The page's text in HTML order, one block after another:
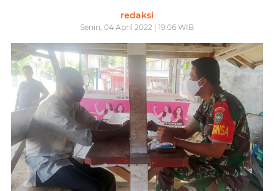
redaksi
Senin, 04 April 2022 | 19.06 WIB